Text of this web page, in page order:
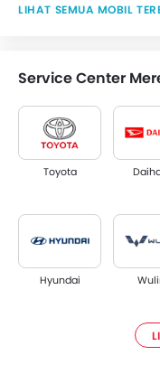
MOBIL
Service Center
Toyota
Hyundai